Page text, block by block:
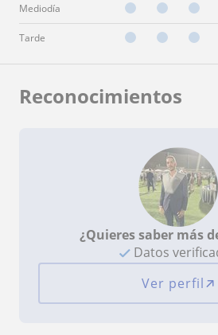
Mediodía
Tarde
Reconocimientos
¿Quieres saber más
Datos
Ver perfil